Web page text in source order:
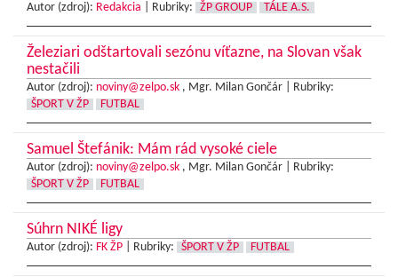
Autor (zdroj): Redakcia Rubriky: ŽP GROUP TÁLE A.S.
Železiari odštartovali sezónu víťazne, na Slovan však
nestačili
Autor (zdroj): noviny@zelpo.sk , Mgr. Milan Gončár |
Rubriky:
ŠPORT V ŽP
FUTBAL
Samuel Štefánik: Mám rád vysoké ciele
Autor (zdroj): noviny@zelpo.sk , Mgr. Milan Gončár |
Rubriky:
ŠPORT V ŽP
FUTBAL
Súhrn NIKÉ ligy
Autor (zdroj): FK ŽP Rubriky: ŠPORT V ŽP FUTBAL